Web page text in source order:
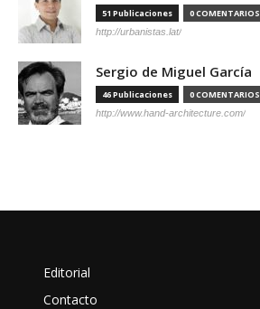
51 Publicaciones 0 COMENTARIOS
http://urbanistas.lat/
Sergio de Miguel García
46 Publicaciones 0 COMENTARIOS
http://www.hand-architecture.com/
Editorial
Contacto